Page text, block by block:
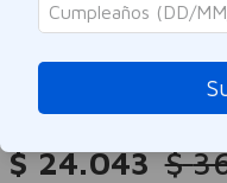
Iluminador
Highlighter
Referencia:-320038
$ 24.043 $